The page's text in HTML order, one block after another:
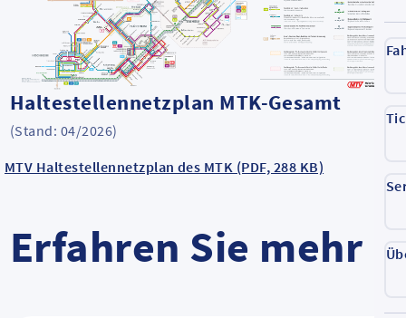
Haltestellennetzplan MTK-Gesamt
(Stand: 04/2026)
MTV Haltestellennetzplan des MTK (PDF, 288 KB)
Erfahren Sie mehr